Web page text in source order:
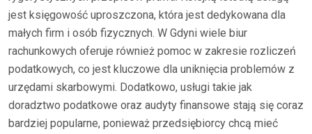
jest księgowość uproszczona, która jest dedykowana dla
małych firm i osób fizycznych. W Gdyni wiele biur
rachunkowych oferuje również pomoc w zakresie rozliczeń
podatkowych, co jest kluczowe dla uniknięcia problemów z
urzędami skarbowymi. Dodatkowo, usługi takie jak
doradztwo podatkowe oraz audyty finansowe stają się coraz
bardziej popularne, ponieważ przedsiębiorcy chcą mieć